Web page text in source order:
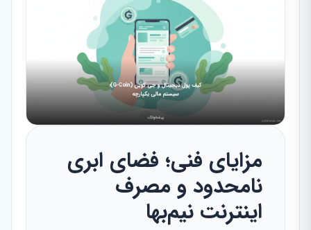
مزایای فنی؛ فضای ابری
نامحدود و مصرف
اینترنت نیم‌بها